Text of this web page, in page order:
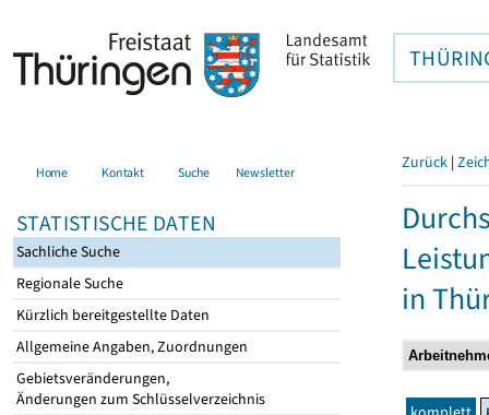
Home Kontakt Suche Newsletter
STATISTISCHE DATEN
Sachliche Suche
Regionale Suche
Kürzlich bereitgestellte Daten
Allgemeine Angaben, Zuordnungen
Gebietsveränderungen,
Änderungen zum Schlüsselverzeichnis
Zurück |
in